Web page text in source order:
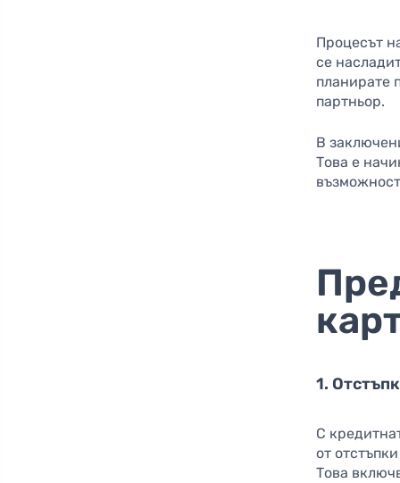
Процесът
се
планирате
партньор.
В
Това е
1.
С
от
Това